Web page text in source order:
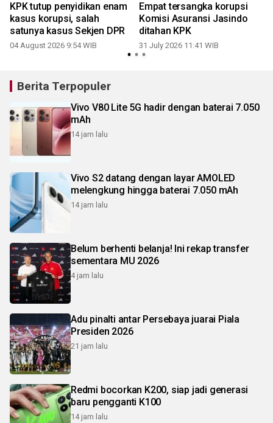
KPK tutup penyidikan enam
kasus korupsi, salah
satunya kasus Sekjen DPR
04 August 2026 9:54 WIB
Empat tersangka korupsi
Komisi Asuransi Jasindo
ditahan KPK
31 July 2026 11:41 WIB
Berita Terpopuler
Vivo V80 Lite 5G hadir dengan baterai 7.050
mAh
14 jam lalu
Vivo S2 datang dengan layar AMOLED
melengkung hingga baterai 7.050 mAh
14 jam lalu
Belum berhenti belanja! Ini rekap transfer
sementara MU 2026
4 jam lalu
Adu pinalti antar Persebaya juarai Piala
Presiden 2026
21 jam lalu
Redmi bocorkan K200, siap jadi generasi
baru pengganti K100
14 jam lalu